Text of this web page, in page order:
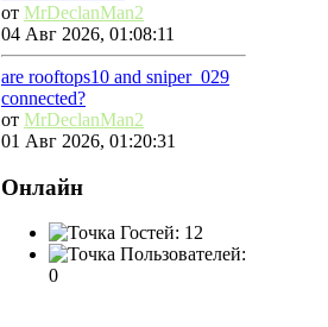
от MrDeclanMan2
04 Авг 2026, 01:08:11
are rooftops10 and sniper_029
connected?
от MrDeclanMan2
01 Авг 2026, 01:20:31
Онлайн
Гостей: 12
Пользователей:
0